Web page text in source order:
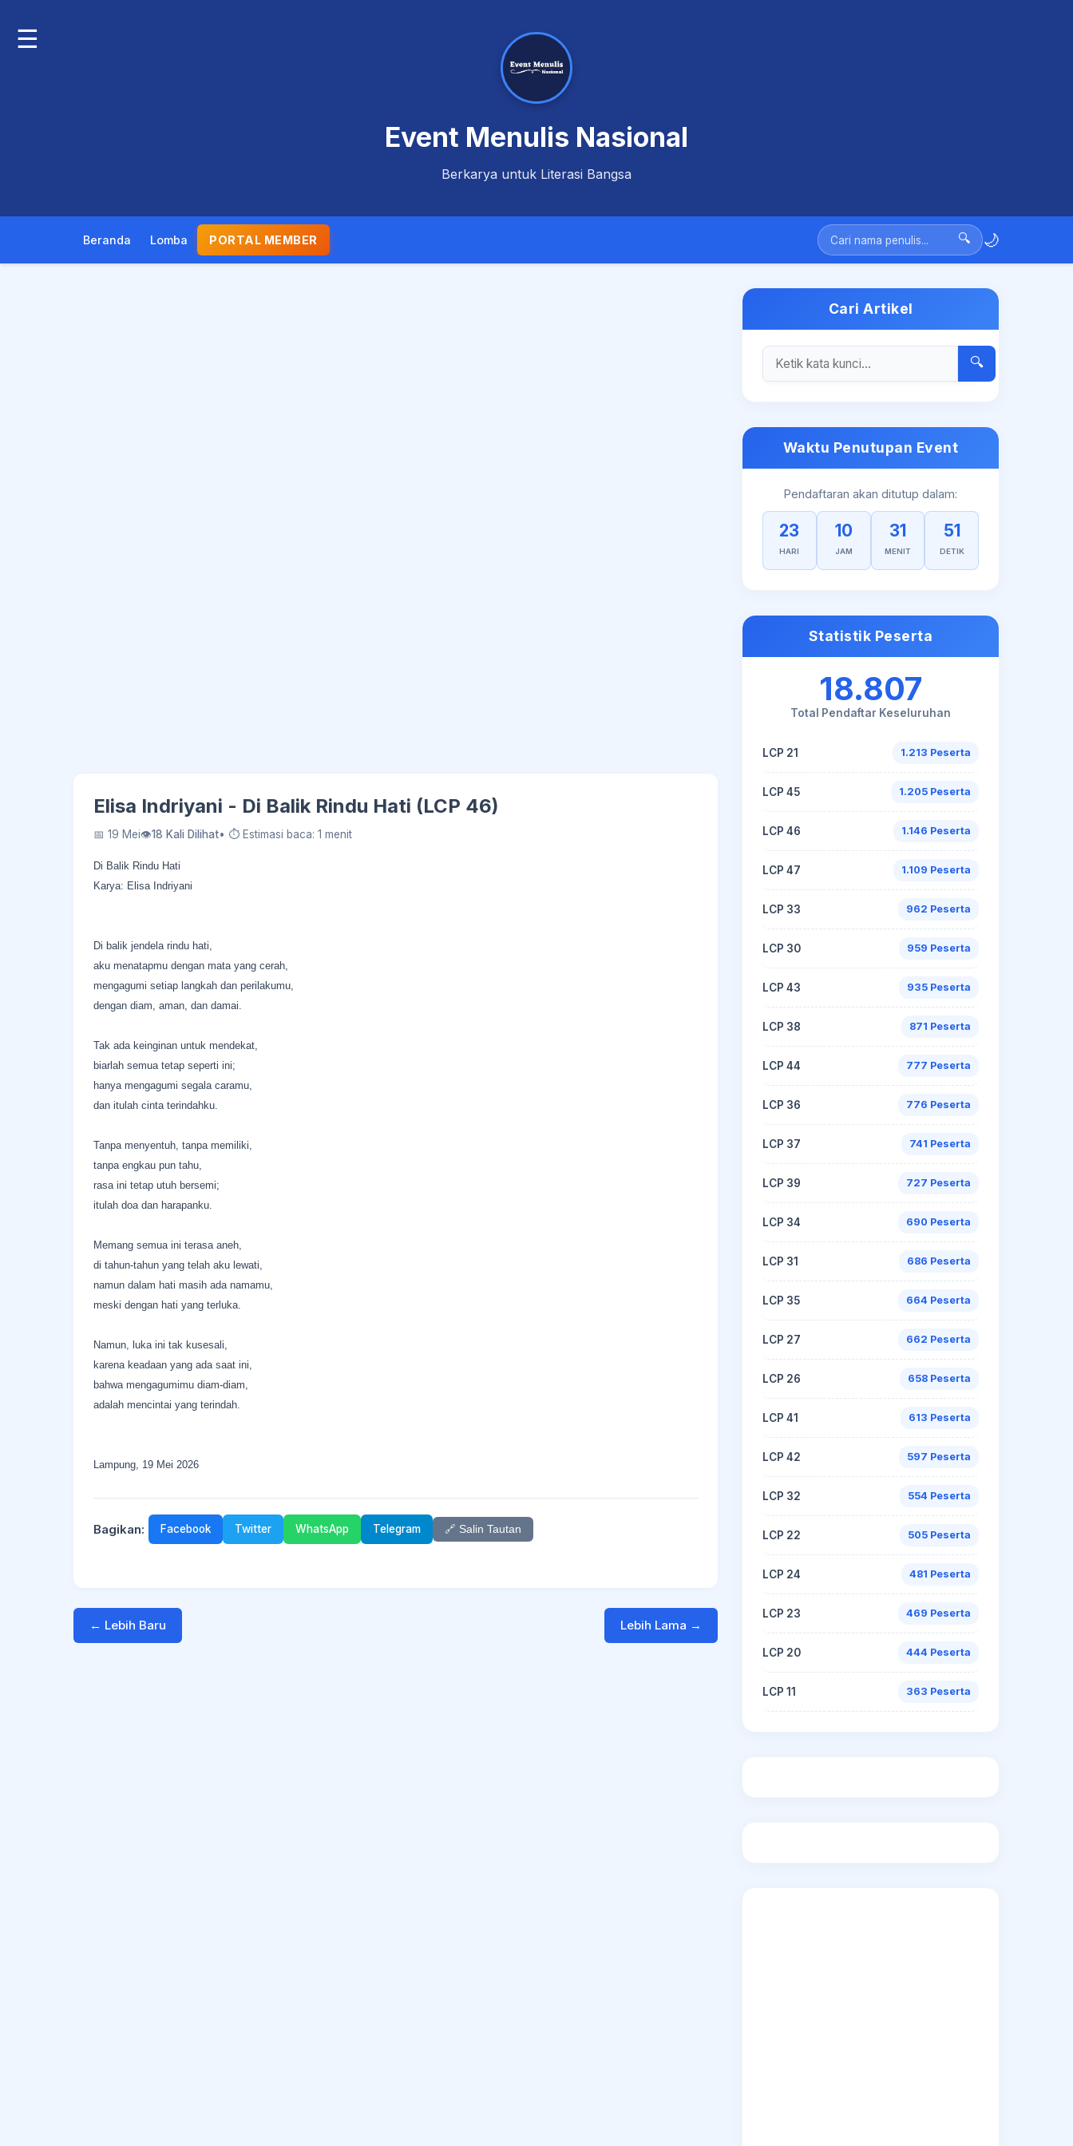
☰
Event Menulis Nasional
Berkarya untuk Literasi Bangsa
Beranda Lomba PORTAL MEMBER 🔍 🌙
Elisa Indriyani - Di Balik Rindu Hati (LCP 46)
📅 19 Mei👁18 Kali Dilihat• ⏱ Estimasi baca: 1 menit
Di Balik Rindu Hati
Karya: Elisa Indriyani
Di balik jendela rindu hati,
aku menatapmu dengan mata yang cerah,
mengagumi setiap langkah dan perilakumu,
dengan diam, aman, dan damai.
Tak ada keinginan untuk mendekat,
biarlah semua tetap seperti ini;
hanya mengagumi segala caramu,
dan itulah cinta terindahku.
Tanpa menyentuh, tanpa memiliki,
tanpa engkau pun tahu,
rasa ini tetap utuh bersemi;
itulah doa dan harapanku.
Memang semua ini terasa aneh,
di tahun-tahun yang telah aku lewati,
namun dalam hati masih ada namamu,
meski dengan hati yang terluka.
Namun, luka ini tak kusesali,
karena keadaan yang ada saat ini,
bahwa mengagumimu diam-diam,
adalah mencintai yang terindah.
Lampung, 19 Mei 2026
Bagikan: Facebook Twitter WhatsApp Telegram 🔗 Salin Tautan
← Lebih Baru Lebih Lama →
Cari Artikel
🔍
Waktu Penutupan Event
Pendaftaran akan ditutup dalam:
23
HARI
10
JAM
31
MENIT
51
DETIK
Statistik Peserta
18.807
Total Pendaftar Keseluruhan
LCP 21 1.213 Peserta
LCP 45 1.205 Peserta
LCP 46 1.146 Peserta
LCP 47 1.109 Peserta
LCP 33 962 Peserta
LCP 30 959 Peserta
LCP 43 935 Peserta
LCP 38 871 Peserta
LCP 44 777 Peserta
LCP 36 776 Peserta
LCP 37 741 Peserta
LCP 39 727 Peserta
LCP 34 690 Peserta
LCP 31 686 Peserta
LCP 35 664 Peserta
LCP 27 662 Peserta
LCP 26 658 Peserta
LCP 41 613 Peserta
LCP 42 597 Peserta
LCP 32 554 Peserta
LCP 22 505 Peserta
LCP 24 481 Peserta
LCP 23 469 Peserta
LCP 20 444 Peserta
LCP 11 363 Peserta